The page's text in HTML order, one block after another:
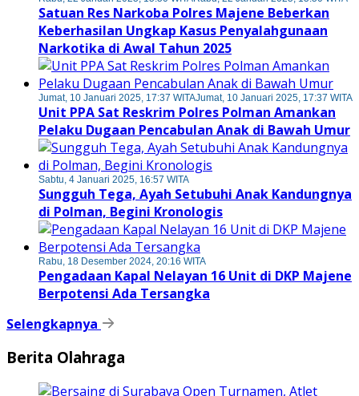
Satuan Res Narkoba Polres Majene Beberkan
Keberhasilan Ungkap Kasus Penyalahgunaan
Narkotika di Awal Tahun 2025
Jumat, 10 Januari 2025, 17:37 WITAJumat, 10 Januari 2025, 17:37 WITA
Unit PPA Sat Reskrim Polres Polman Amankan
Pelaku Dugaan Pencabulan Anak di Bawah Umur
Sabtu, 4 Januari 2025, 16:57 WITA
Sungguh Tega, Ayah Setubuhi Anak Kandungnya
di Polman, Begini Kronologis
Rabu, 18 Desember 2024, 20:16 WITA
Pengadaan Kapal Nelayan 16 Unit di DKP Majene
Berpotensi Ada Tersangka
Selengkapnya
Berita Olahraga